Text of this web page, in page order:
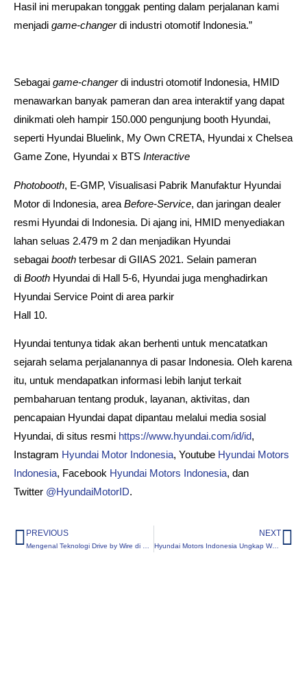
Hasil ini merupakan tonggak penting dalam perjalanan kami
menjadi game-changerdi industri otomotif Indonesia.”
Sebagai game-changerdi industri otomotif Indonesia, HMID
menawarkan banyak pameran dan area interaktif yang dapat
dinikmati oleh hampir 150.000 pengunjung booth Hyundai,
seperti Hyundai Bluelink, My Own CRETA, Hyundai x Chelsea
Game Zone, Hyundai x BTS Interactive
Photobooth, E-GMP, Visualisasi Pabrik Manufaktur Hyundai
Motor di Indonesia, area Before-Service, dan jaringan dealer
resmi Hyundai di Indonesia. Di ajang ini, HMID menyediakan
lahan seluas 2.479 m 2 dan menjadikan Hyundai
sebagai booth terbesar di GIIAS 2021. Selain pameran
di Booth Hyundai di Hall 5-6, Hyundai juga menghadirkan
Hyundai Service Point di area parkir
Hall 10.
Hyundai tentunya tidak akan berhenti untuk mencatatkan
sejarah selama perjalanannya di pasar Indonesia. Oleh karena
itu, untuk mendapatkan informasi lebih lanjut terkait
pembaharuan tentang produk, layanan, aktivitas, dan
pencapaian Hyundai dapat dipantau melalui media sosial
Hyundai, di situs resmi https://www.hyundai.com/id/id,
Instagram Hyundai Motor Indonesia, Youtube Hyundai Motors
Indonesia, Facebook Hyundai Motors Indonesia, dan
Twitter @HyundaiMotorID.
Prev
PREVIOUS NEXT
Hyundai Motors Indonesia Ungkap Wujud Hyundai CRETA yang Didesain Khusus untuk Indonesia